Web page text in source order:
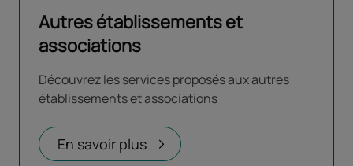
Autres établissements et
associations
Découvrez les services proposés aux autres
établissements et associations
En savoir plus